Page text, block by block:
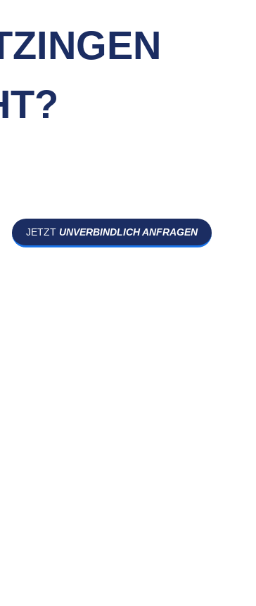
JETZT UNVERBINDLICH ANFRAGEN